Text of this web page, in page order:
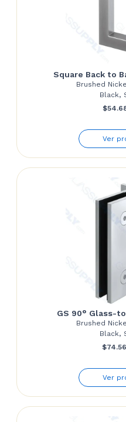
Square Back to
Brushed
Black,
$
Ver
GS 90° Glass-
Brushed
Black,
$74.56
Ver